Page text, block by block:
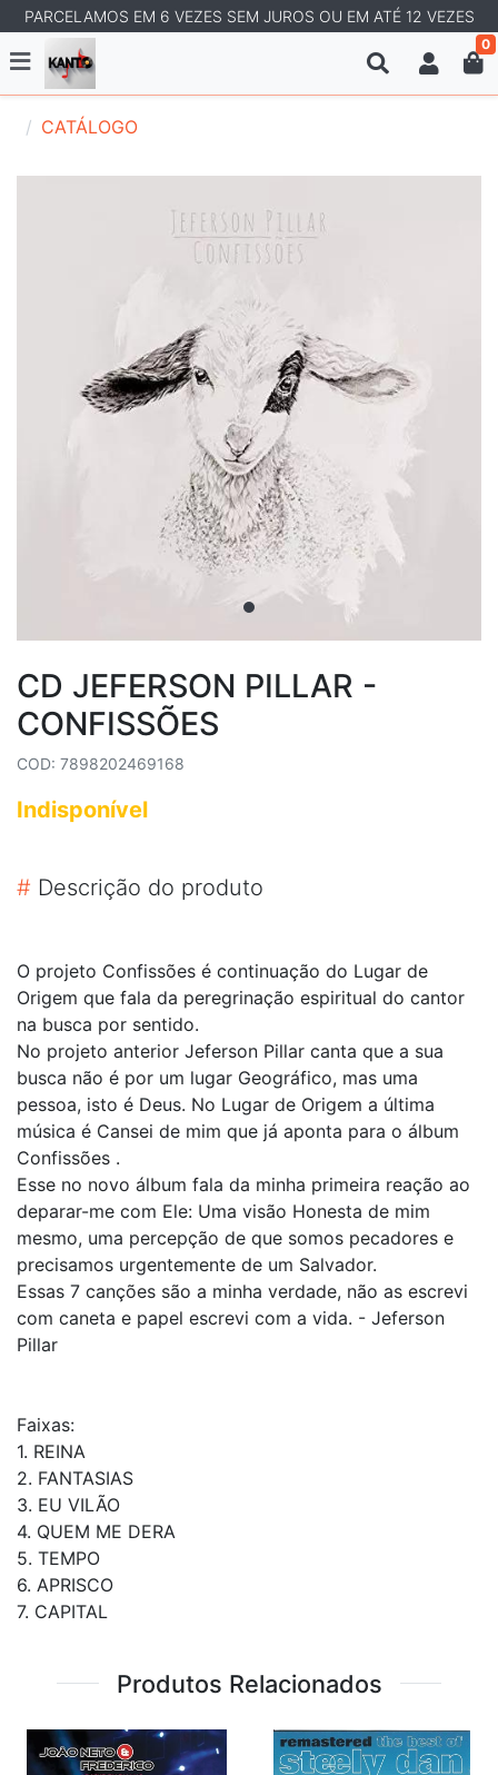
PARCELAMOS EM 6 VEZES SEM JUROS OU EM ATÉ 12 VEZES
0
CATÁLOGO
CD JEFERSON PILLAR -
CONFISSÕES
COD: 7898202469168
Indisponível
# Descrição do produto
O projeto Confissões é continuação do Lugar de
Origem que fala da peregrinação espiritual do cantor
na busca por sentido.
No projeto anterior Jeferson Pillar canta que a sua
busca não é por um lugar Geográfico, mas uma
pessoa, isto é Deus. No Lugar de Origem a última
música é Cansei de mim que já aponta para o álbum
Confissões .
Esse no novo álbum fala da minha primeira reação ao
deparar-me com Ele: Uma visão Honesta de mim
mesmo, uma percepção de que somos pecadores e
precisamos urgentemente de um Salvador.
Essas 7 canções são a minha verdade, não as escrevi
com caneta e papel escrevi com a vida. - Jeferson
Pillar
Faixas:
1. REINA
2. FANTASIAS
3. EU VILÃO
4. QUEM ME DERA
5. TEMPO
6. APRISCO
7. CAPITAL
Produtos Relacionados